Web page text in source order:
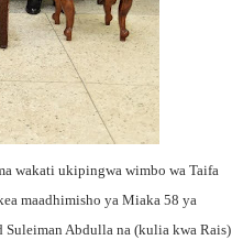
wakati ukipingwa wimbo wa Taifa
maadhimisho ya Miaka 58 ya
Abdulla na (kulia kwa Rais)